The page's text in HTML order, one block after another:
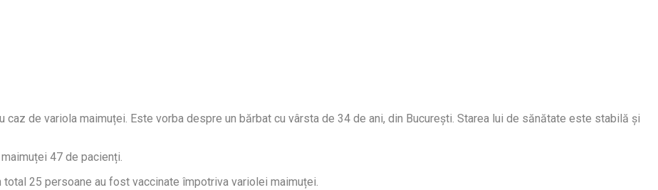
de variola maimuței. Este vorba despre un bărbat cu vârsta de 34 de ani, din București. Starea lui de sănătate este stabilă și
47 de pacienți.
25 persoane au fost vaccinate împotriva variolei maimuței.